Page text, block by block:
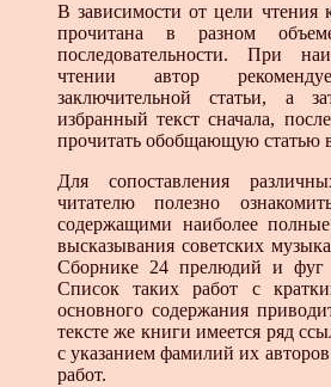
В зависимости от цели чтения
прочитана в разном
последовательности. При
чтении автор
заключительной статьи, а
избранный текст сначала,
прочитать обобщающую статью
Для сопоставления
читателю полезно
содержащими наиболее
высказывания советских
Сборнике 24 прелюдий и фуг
Список таких работ с
основного содержания
тексте же книги имеется ряд
с указанием фамилий их
работ.